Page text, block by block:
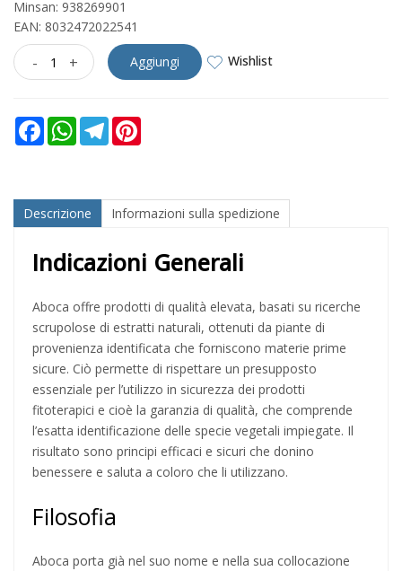
Minsan: 938269901
EAN: 8032472022541
- + Aggiungi Wishlist
FacebookWhatsAppTelegram
Descrizione Informazioni sulla spedizione
Indicazioni Generali
Aboca offre prodotti di qualità elevata, basati su ricerche
scrupolose di estratti naturali, ottenuti da piante di
provenienza identificata che forniscono materie prime
sicure. Ciò permette di rispettare un presupposto
essenziale per l’utilizzo in sicurezza dei prodotti
fitoterapici e cioè la garanzia di qualità, che comprende
l’esatta identificazione delle specie vegetali impiegate. Il
risultato sono principi efficaci e sicuri che donino
benessere e saluta a coloro che li utilizzano.
Filosofia
Aboca porta già nel suo nome e nella sua collocazione